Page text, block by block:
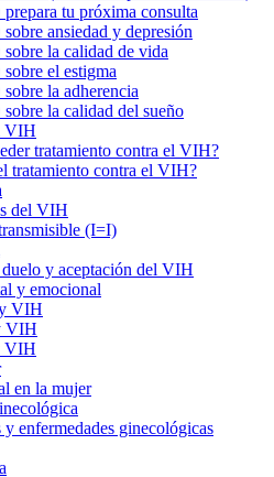
prepara tu próxima consulta
ansiedad y depresión
sobre la calidad de vida
el estigma
la adherencia
sobre la calidad del sueño
VIH
tratamiento contra el VIH?
tratamiento contra el VIH?
del VIH
(I=I)
duelo y aceptación del VIH
y emocional
VIH
VIH
VIH
en la mujer
enfermedades ginecológicas